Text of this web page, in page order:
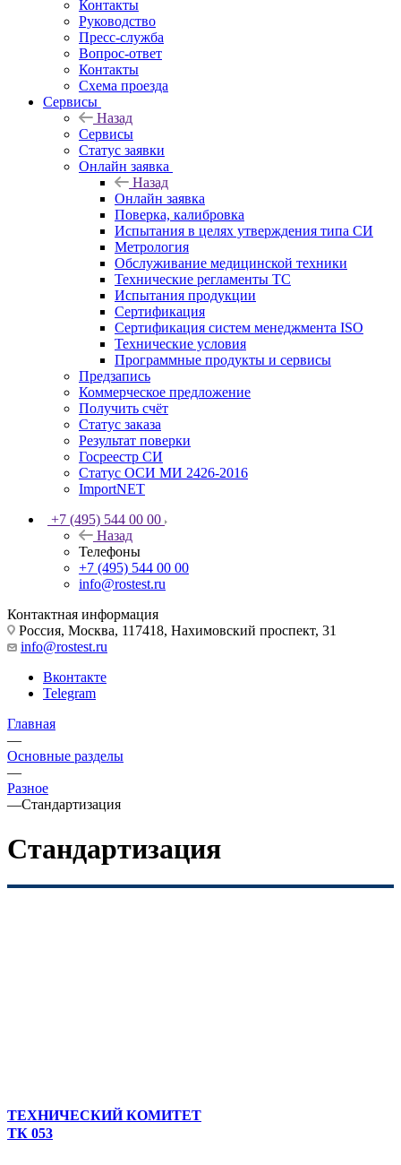
Контакты
Руководство
Пресс-служба
Вопрос-ответ
Контакты
Схема проезда
Сервисы
Назад
Сервисы
Статус заявки
Онлайн заявка
Назад
Онлайн заявка
Поверка, калибровка
Испытания в целях утверждения типа СИ
Метрология
Обслуживание медицинской техники
Технические регламенты ТС
Испытания продукции
Сертификация
Сертификация систем менеджмента ISO
Технические условия
Программные продукты и сервисы
Предзапись
Коммерческое предложение
Получить счёт
Статус заказа
Результат поверки
Госреестр СИ
Статус ОСИ МИ 2426-2016
ImportNET
+7 (495) 544 00 00
Назад
Телефоны
+7 (495) 544 00 00
info@rostest.ru
Контактная информация
Россия, Москва, 117418, Нахимовский проспект, 31
info@rostest.ru
Вконтакте
Telegram
Главная
—
Основные разделы
—
Разное
—Стандартизация
Стандартизация
ТЕХНИЧЕСКИЙ КОМИТЕТ
ТК 053